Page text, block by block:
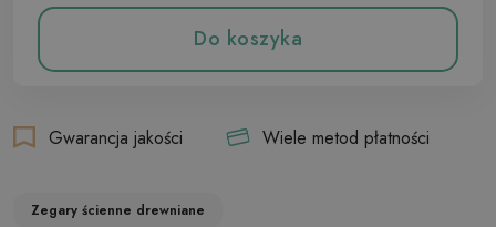
Do koszyka
Gwarancja jakości Wiele metod płatności
Zegary ścienne drewniane